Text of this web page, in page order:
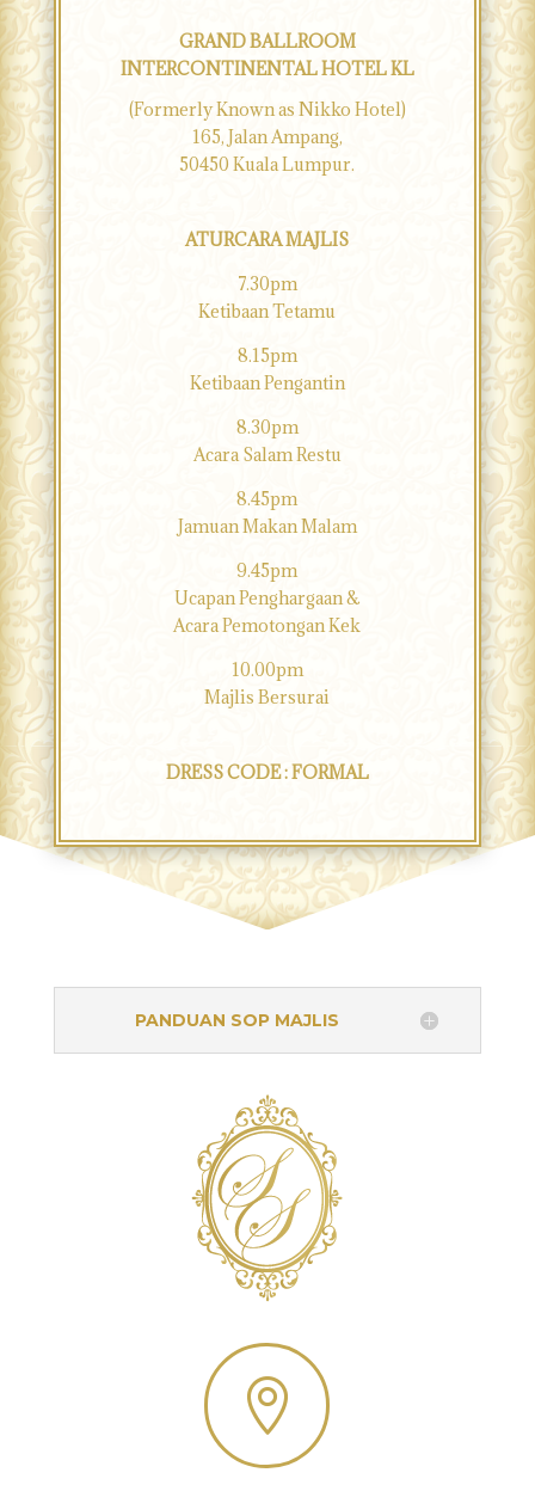
GRAND BALLROOM
INTERCONTINENTAL HOTEL KL
(Formerly Known as Nikko Hotel)
165, Jalan Ampang,
50450 Kuala Lumpur.
ATURCARA MAJLIS
7.30pm
Ketibaan Tetamu
8.15pm
Ketibaan Pengantin
8.30pm
Acara Salam Restu
8.45pm
Jamuan Makan Malam
9.45pm
Ucapan Penghargaan &
Acara Pemotongan Kek
10.00pm
Majlis Bersurai
DRESS CODE : FORMAL
PANDUAN SOP MAJLIS
